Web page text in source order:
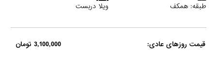
طبقه: همکف ویلا دربست
قیمت روزهای عادی: 3,100,000 تومان